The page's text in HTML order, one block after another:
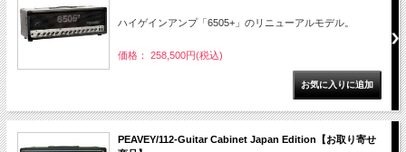
ハイゲインアンプ「6505+」のリニューアルモデル。
価格： 258,500円(税込)
PEAVEY/112-Guitar Cabinet Japan Edition【お取り寄せ